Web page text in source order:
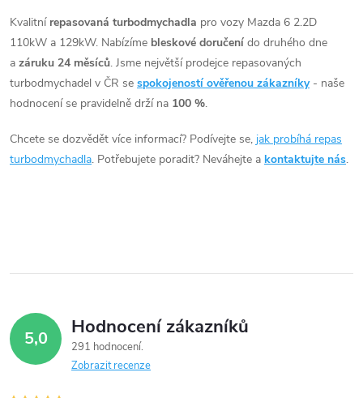
ů
ů
v
l
á
a
v
k
Kvalitní repasovaná turbodmychadla pro vozy Mazda 6 2.2D
110kW a 129kW. Nabízíme bleskové doručení do druhého dne
a záruku 24 měsíců. Jsme největší prodejce repasovaných
turbodmychadel v ČR se spokojeností ověřenou zákazníky - naše
hodnocení se pravidelně drží na 100 %.
Chcete se dozvědět více informací? Podívejte se, jak probíhá repas
turbodmychadla. Potřebujete poradit? Neváhejte a kontaktujte nás.
5,0 Hodnocení zákazníků
291 hodnocení
Zobrazit recenze